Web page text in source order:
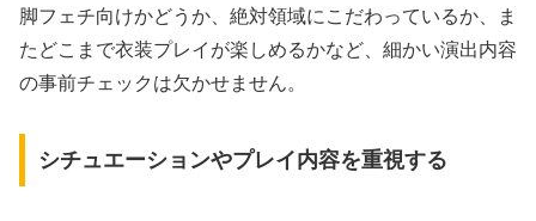
脚フェチ向けかどうか、絶対領域にこだわっているか、ま
たどこまで衣装プレイが楽しめるかなど、細かい演出内容
の事前チェックは欠かせません。
シチュエーションやプレイ内容を重視する